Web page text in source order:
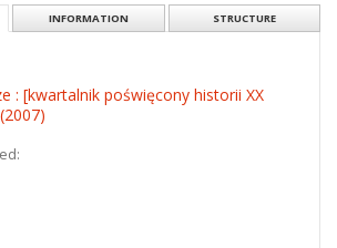
INFORMATION STRUCTURE
: [kwartalnik poświęcony historii XX